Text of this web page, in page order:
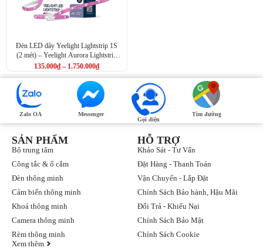
Đèn LED dây Yeelight Lightstrip 1S
(2 mét) – Yeelight Aurora Lightstrip
Plus
135.000₫ – 1.750.000₫
Zalo OA
Messenger
Gọi điện
Tìm đường
HỖ TRỢ
Khảo Sát - Tư Vấn
Đặt Hàng - Thanh Toán
Vận Chuyển - Lắp Đặt
Chính Sách Bảo hành, Hậu Mãi
Đổi Trả - Khiếu Nại
Chính Sách Bảo Mật
Chính Sách Cookie
SẢN PHẨM
Bộ trung tâm
Công tắc & ổ cắm
Đèn thông minh
Cảm biến thông minh
Khoá thông minh
Camera thông minh
Rèm thông minh
Xem thêm